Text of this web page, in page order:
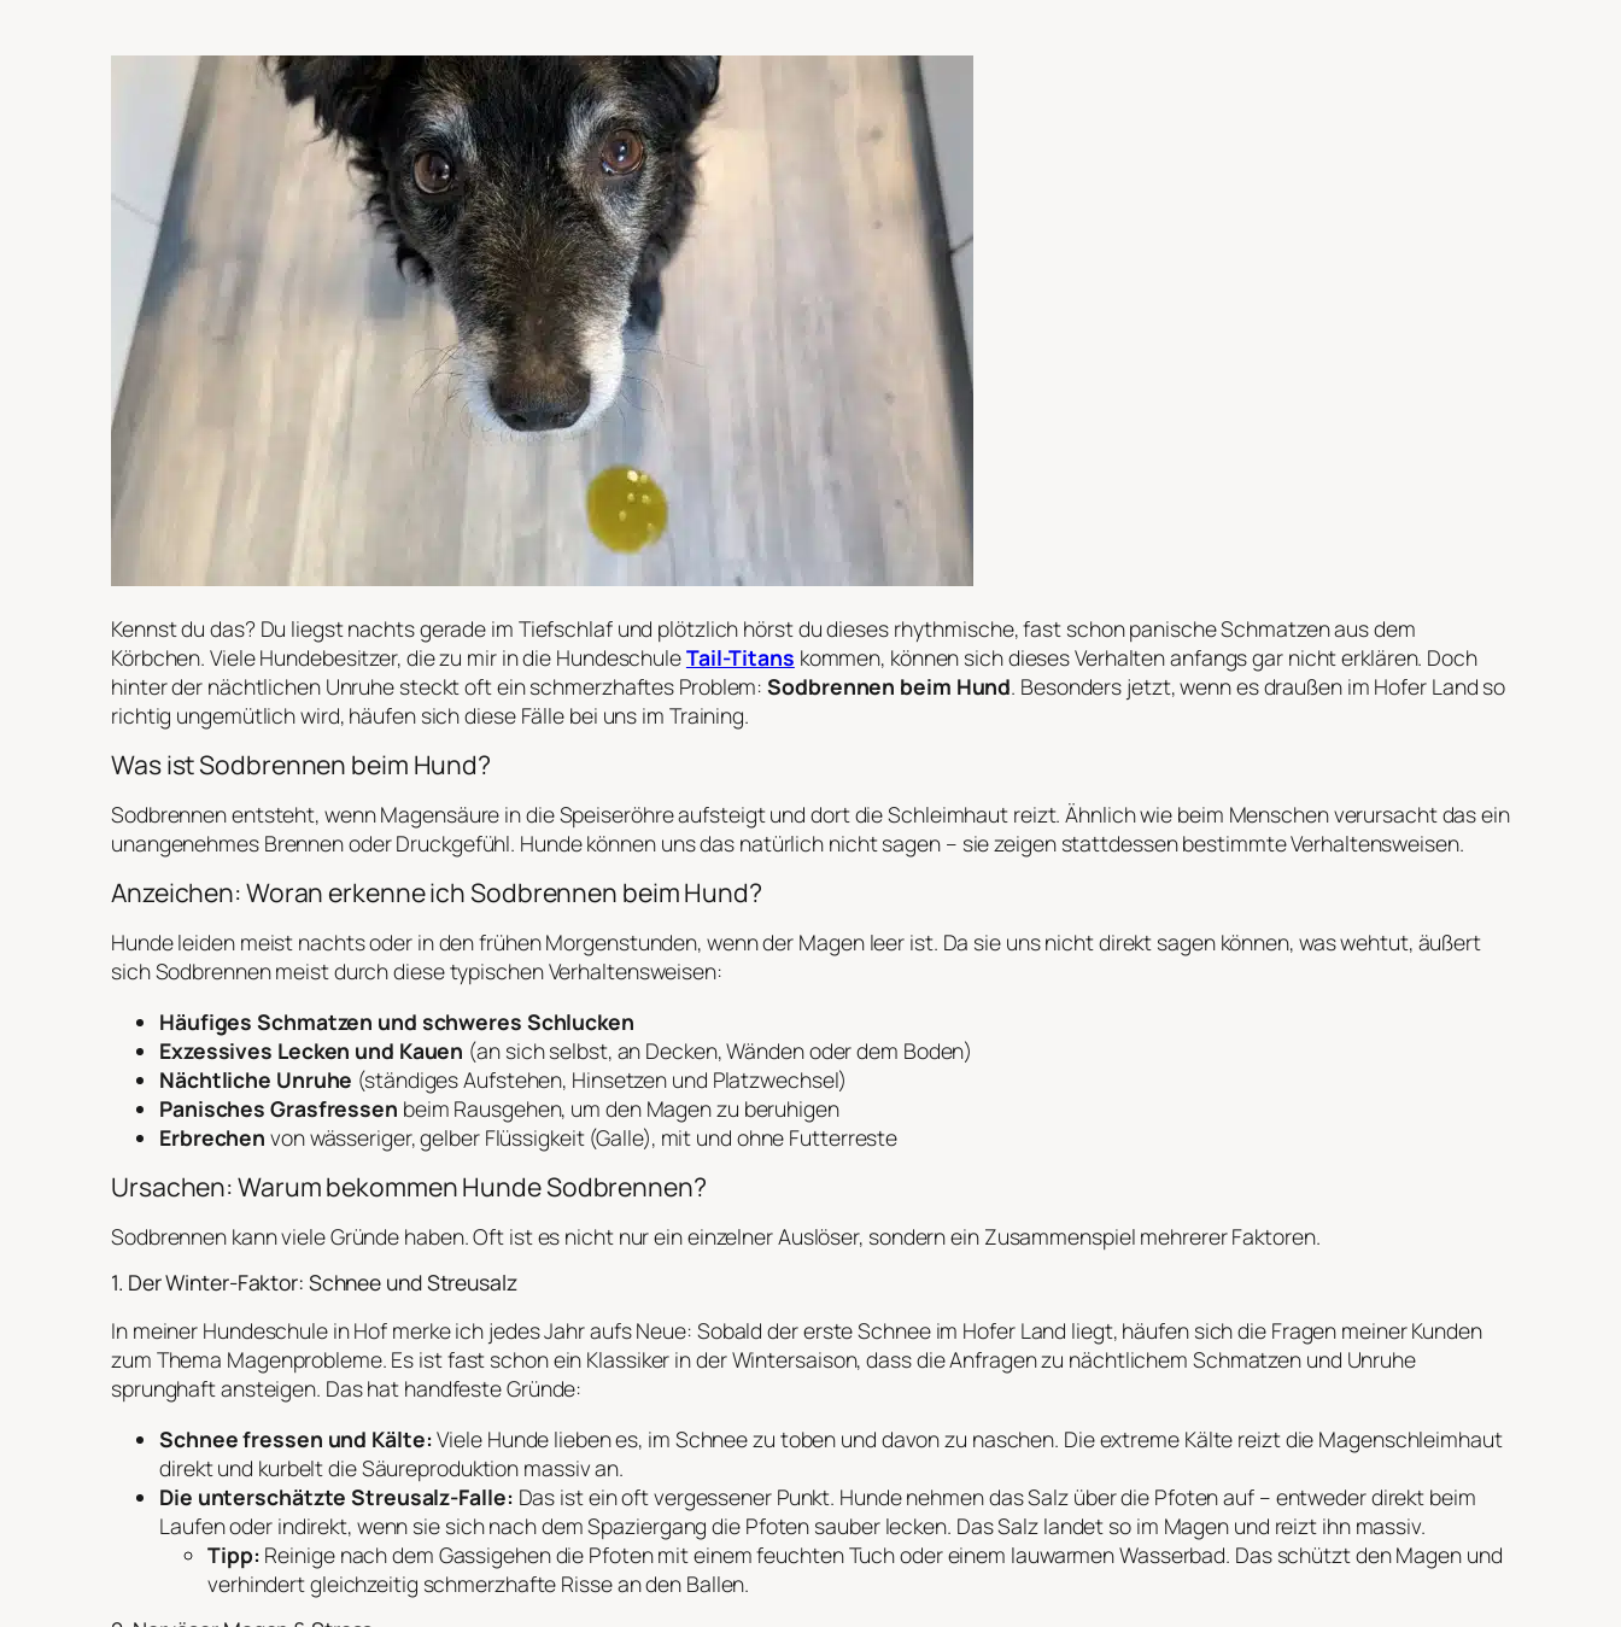
Kennst du das? Du liegst nachts gerade im Tiefschlaf und plötzlich hörst du dieses rhythmische, fast schon panische Schmatzen aus dem
Körbchen. Viele Hundebesitzer, die zu mir in die HundeschuleTail-Titans kommen, können sich dieses Verhalten anfangs gar nicht erklären. Doch
hinter der nächtlichen Unruhe steckt oft ein schmerzhaftes Problem:Sodbrennen beim Hund. Besonders jetzt, wenn es draußen im Hofer Land so
richtig ungemütlich wird, häufen sich diese Fälle bei uns im Training.
Was ist Sodbrennen beim Hund?
Sodbrennen entsteht, wenn Magensäure in die Speiseröhre aufsteigt und dort die Schleimhaut reizt. Ähnlich wie beim Menschen verursacht das ein
unangenehmes Brennen oder Druckgefühl. Hunde können uns das natürlich nicht sagen – sie zeigen stattdessen bestimmte Verhaltensweisen.
Anzeichen: Woran erkenne ich Sodbrennen beim Hund?
Hunde leiden meist nachts oder in den frühen Morgenstunden, wenn der Magen leer ist. Da sie uns nicht direkt sagen können, was wehtut, äußert
sich Sodbrennen meist durch diese typischen Verhaltensweisen:
Häufiges Schmatzen und schweres Schlucken
Exzessives Lecken und Kauen (an sich selbst, an Decken, Wänden oder dem Boden)
Nächtliche Unruhe (ständiges Aufstehen, Hinsetzen und Platzwechsel)
Panisches Grasfressen beim Rausgehen, um den Magen zu beruhigen
Erbrechen von wässeriger, gelber Flüssigkeit (Galle), mit und ohne Futterreste
Ursachen: Warum bekommen Hunde Sodbrennen?
Sodbrennen kann viele Gründe haben. Oft ist es nicht nur ein einzelner Auslöser, sondern ein Zusammenspiel mehrerer Faktoren.
1. Der Winter-Faktor: Schnee und Streusalz
In meiner Hundeschule in Hof merke ich jedes Jahr aufs Neue: Sobald der erste Schnee im Hofer Land liegt, häufen sich die Fragen meiner Kunden
zum Thema Magenprobleme. Es ist fast schon ein Klassiker in der Wintersaison, dass die Anfragen zu nächtlichem Schmatzen und Unruhe
sprunghaft ansteigen. Das hat handfeste Gründe:
Schnee fressen und Kälte:Viele Hunde lieben es, im Schnee zu toben und davon zu naschen. Die extreme Kälte reizt die Magenschleimhaut
direkt und kurbelt die Säureproduktion massiv an.
Die unterschätzte Streusalz-Falle: Das ist ein oft vergessener Punkt. Hunde nehmen das Salz über die Pfoten auf – entweder direkt beim
Laufen oder indirekt, wenn sie sich nach dem Spaziergang die Pfoten sauber lecken. Das Salz landet so im Magen und reizt ihn massiv.
Tipp: Reinige nach dem Gassigehen die Pfoten mit einem feuchten Tuch oder einem lauwarmen Wasserbad. Das schützt den Magen und
verhindert gleichzeitig schmerzhafte Risse an den Ballen.